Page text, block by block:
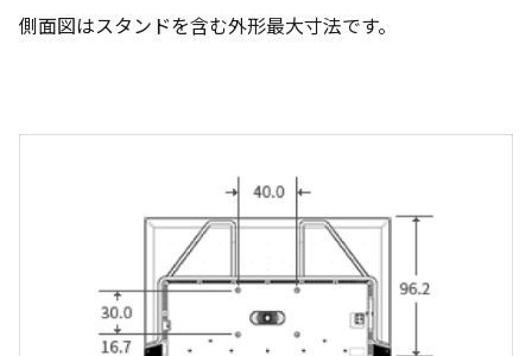
側面図はスタンドを含む外形最大寸法です。